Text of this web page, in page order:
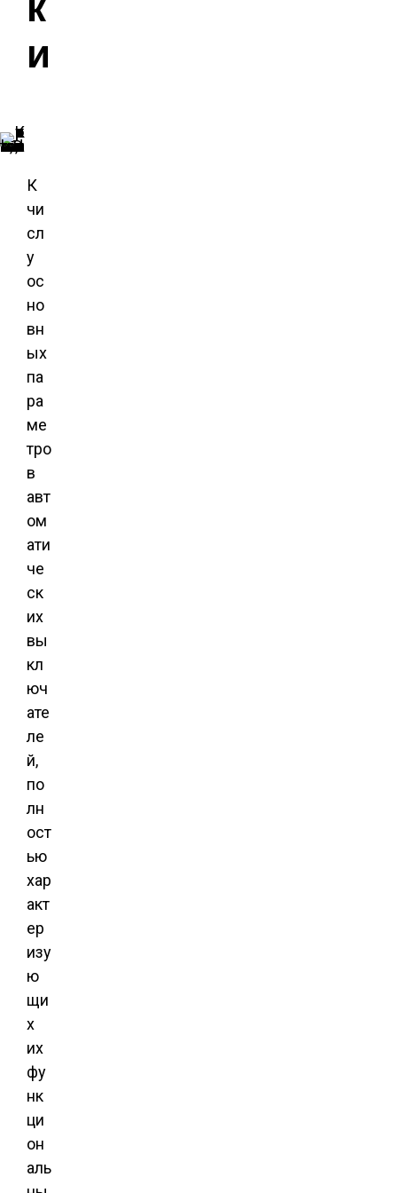
и
Автоматический выключатель класса D
К
чи
сл
у
ос
но
вн
ых
па
ра
ме
тро
в
авт
ом
ати
че
ск
их
вы
кл
юч
ате
ле
й,
по
лн
ост
ью
хар
акт
ер
изу
ю
щи
х
их
фу
нк
ци
он
аль